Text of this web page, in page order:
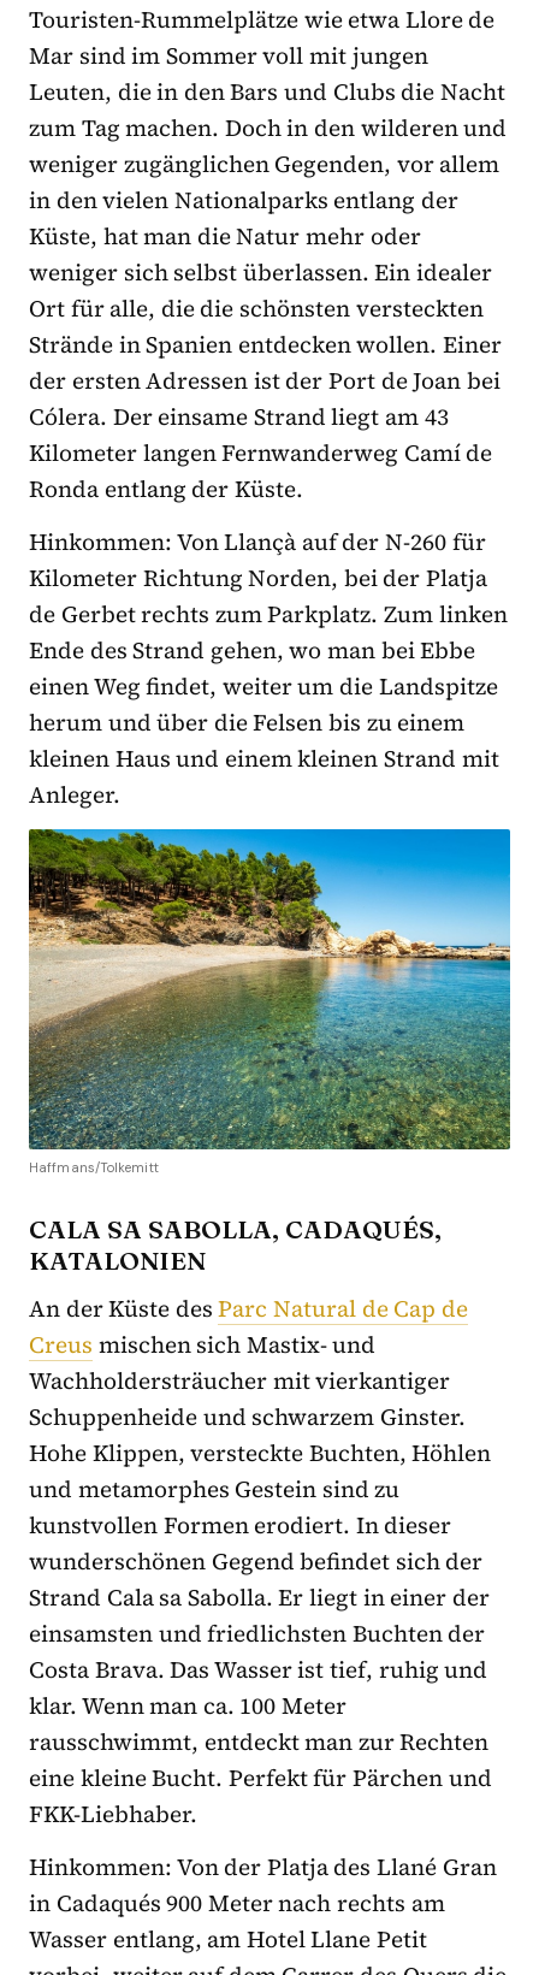
Touristen-Rummelplätze wie etwa Llore de
Mar sind im Sommer voll mit jungen
Leuten, die in den Bars und Clubs die Nacht
zum Tag machen. Doch in den wilderen und
weniger zugänglichen Gegenden, vor allem
in den vielen Nationalparks entlang der
Küste, hat man die Natur mehr oder
weniger sich selbst überlassen. Ein idealer
Ort für alle, die die schönsten versteckten
Strände in Spanien entdecken wollen. Einer
der ersten Adressen ist der Port de Joan bei
Cólera. Der einsame Strand liegt am 43
Kilometer langen Fernwanderweg Camí de
Ronda entlang der Küste.
Hinkommen: Von Llançà auf der N-260 für
Kilometer Richtung Norden, bei der Platja
de Gerbet rechts zum Parkplatz. Zum linken
Ende des Strand gehen, wo man bei Ebbe
einen Weg findet, weiter um die Landspitze
herum und über die Felsen bis zu einem
kleinen Haus und einem kleinen Strand mit
Anleger.
Haffmans/Tolkemitt
CALA SA SABOLLA, CADAQUÉS,
KATALONIEN
An der Küste desParc Natural de Cap de
Creus mischen sich Mastix- und
Wachholdersträucher mit vierkantiger
Schuppenheide und schwarzem Ginster.
Hohe Klippen, versteckte Buchten, Höhlen
und metamorphes Gestein sind zu
kunstvollen Formen erodiert. In dieser
wunderschönen Gegend befindet sich der
Strand Cala sa Sabolla. Er liegt in einer der
einsamsten und friedlichsten Buchten der
Costa Brava. Das Wasser ist tief, ruhig und
klar. Wenn man ca. 100 Meter
rausschwimmt, entdeckt man zur Rechten
eine kleine Bucht. Perfekt für Pärchen und
FKK-Liebhaber.
Hinkommen: Von der Platja des Llané Gran
in Cadaqués 900 Meter nach rechts am
Wasser entlang, am Hotel Llane Petit